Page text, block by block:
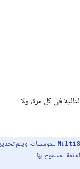
في كل مرة، ولا
للمؤسسات، ويتم تحذير
المسموح بها